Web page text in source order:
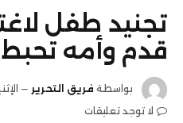
تجنيد طفل
قدم وأمه
بواسطة فريق التحرير
الإثنين 19
لا توجد تعليقات